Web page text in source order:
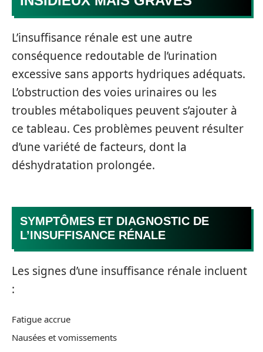
L’insuffisance rénale est une autre
conséquence redoutable de l’urination
excessive sans apports hydriques adéquats.
L’obstruction des voies urinaires ou les
troubles métaboliques peuvent s’ajouter à
ce tableau. Ces problèmes peuvent résulter
d’une variété de facteurs, dont la
déshydratation prolongée.
SYMPTÔMES ET DIAGNOSTIC DE
L’INSUFFISANCE RÉNALE
Les signes d’une insuffisance rénale incluent
:
Fatigue accrue
Nausées et vomissements